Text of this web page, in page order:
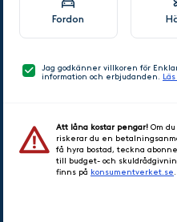
Fordon
Jag godkänner villkoren för
information och erbjudanden.
Att låna kostar pengar! Om
riskerar du en
få hyra bostad, teckna
till budget- och
finns på konsumentverket.se.